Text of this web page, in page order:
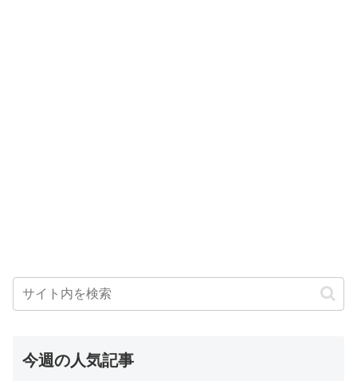
今週の人気記事